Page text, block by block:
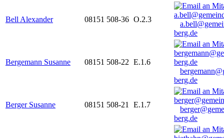
Bell Alexander 08151 508-36 O.2.3
berg.de
Bergemann Susanne 08151 508-22 E.1.6
berg.de
Berger Susanne 08151 508-21 E.1.7
berg.de